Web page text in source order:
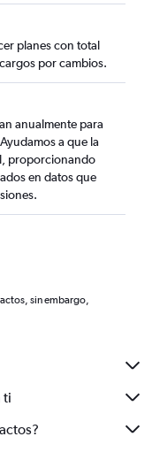
planes con total
por cambios.
anualmente para
a que la
proporcionando
en datos que
sin embargo,
ti